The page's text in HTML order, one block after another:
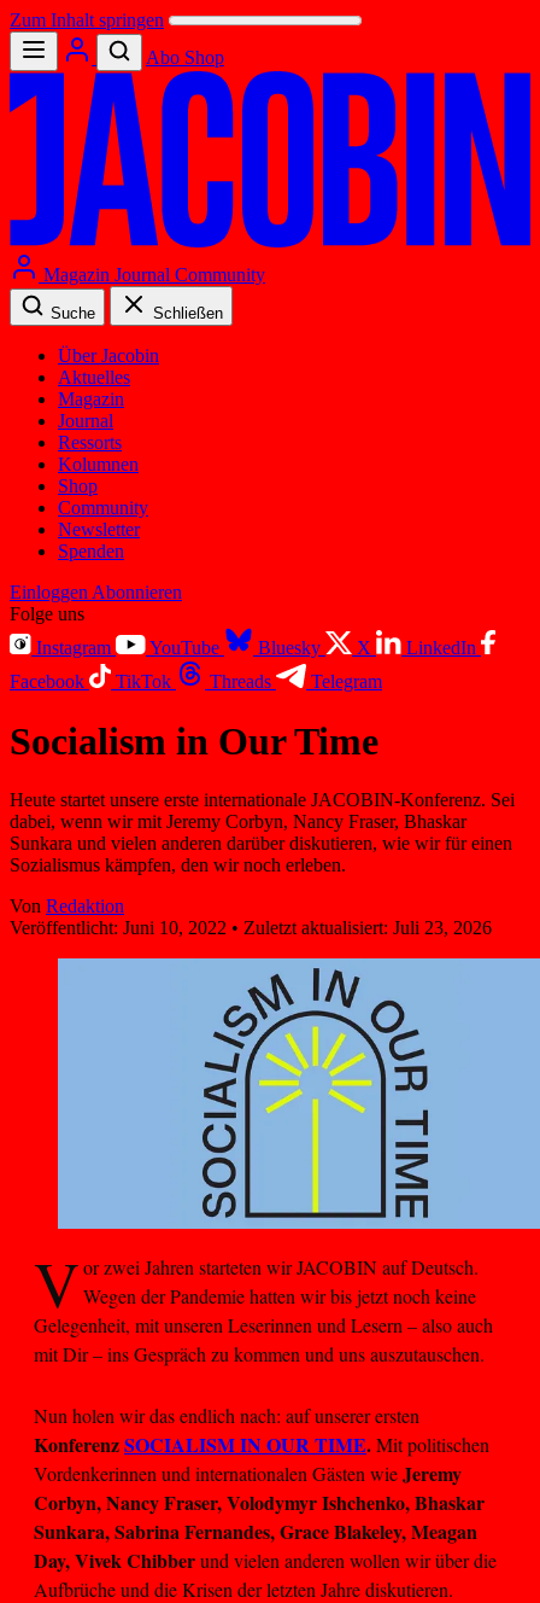
Zum Inhalt springen
Abo Shop
Magazin Journal Community
Suche Schließen
Über Jacobin
Aktuelles
Magazin
Journal
Ressorts
Kolumnen
Shop
Community
Newsletter
Spenden
Einloggen Abonnieren
Folge uns
Instagram
YouTube Bluesky X
LinkedIn
Facebook
TikTok Threads Telegram
Socialism in Our Time
Heute startet unsere erste internationale JACOBIN-Konferenz. Sei
dabei, wenn wir mit Jeremy Corbyn, Nancy Fraser, Bhaskar
Sunkara und vielen anderen darüber diskutieren, wie wir für einen
Sozialismus kämpfen, den wir noch erleben.
Von Redaktion
Veröffentlicht: Juni 10, 2022 • Zuletzt aktualisiert: Juli 23, 2026
Vor zwei Jahren starteten wir JACOBIN auf Deutsch.
Wegen der Pandemie hatten wir bis jetzt noch keine
Gelegenheit, mit unseren Leserinnen und Lesern – also auch
mit Dir – ins Gespräch zu kommen und uns auszutauschen.
Nun holen wir das endlich nach: auf unserer ersten
KonferenzSOCIALISM IN OUR TIME.Mit politischen
Vordenkerinnen und internationalen Gästen wieJeremy
Corbyn, Nancy Fraser, Volodymyr Ishchenko, Bhaskar
Sunkara, Sabrina Fernandes, Grace Blakeley, Meagan
Day, Vivek Chibberund vielen anderen wollen wir über die
Aufbrüche und die Krisen der letzten Jahre diskutieren.